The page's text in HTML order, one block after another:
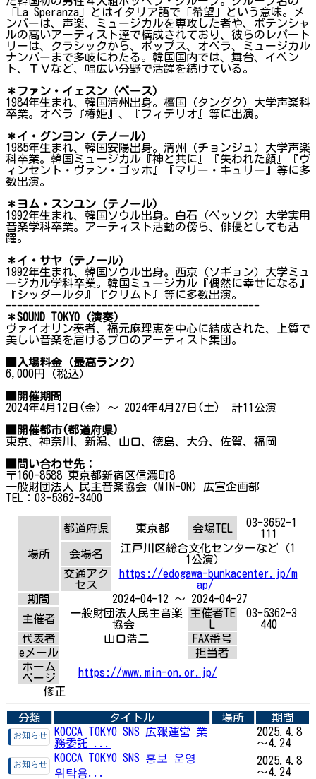
「La Speranza」とはイタリア語で「希望」という意味。メ
ンバーは、声楽、ミュージカルを専攻した者や、ポテンシャ
ルの高いアーティスト達で構成されており、彼らのレパート
リーは、クラシックから、ポップス、オペラ、ミュージカル
ナンバーまで多岐にわたる。韓国国内では、舞台、イベン
ト、ＴＶなど、幅広い分野で活躍を続けている。
＊ファン・イェスン（ベース）
1984年生まれ、韓国清州出身。檀国（タングク）大学声楽科
卒業。オペラ『椿姫』、『フィデリオ』等に出演。
＊イ・グンヨン（テノール）
1985年生まれ、韓国安陽出身。清州（チョンジュ）大学声楽
科卒業。韓国ミュージカル『神と共に』『失われた顔』『ヴ
ィンセント・ヴァン・ゴッホ』『マリー・キュリー』等に多
数出演。
＊ヨム・スンユン（テノール）
1992年生まれ、韓国ソウル出身。白石（ベッソク）大学実用
音楽学科卒業。アーティスト活動の傍ら、俳優としても活
躍。
＊イ・サヤ（テノール）
1992年生まれ、韓国ソウル出身。西京（ソギョン）大学ミュ
ージカル学科卒業。韓国ミュージカル『偶然に幸せになる』
『シッダールタ』『クリムト』等に多数出演。
---------------------------------------------
＊SOUND TOKYO （演奏）
ヴァイオリン奏者、福元麻理恵を中心に結成された、上質で
美しい音楽を届けるプロのアーティスト集団。
■入場料金（最高ランク）
6,000円（税込）
■開催期間
2024年4月12日(金) ～ 2024年4月27日(土) 計11公演
■開催都市(都道府県)
東京、神奈川、新潟、山口、徳島、大分、佐賀、福岡
■問い合わせ先：
〒160-8588 東京都新宿区信濃町8
一般財団法人 民主音楽協会（MIN-ON）広宣企画部
TEL：03-5362-3400
場所
都道府県 東京都 会場TEL
03-3652-1
111
会場名
江戸川区総合文化センターなど（1
1公演）
交通アク
セス
https://edogawa-bunkacenter.jp/m
ap/
期間
2024-04-12 ～ 2024-04-27
主催者
一般財団法人民主音楽
協会
主催者TE
03-5362-3
440
代表者
山口浩二
FAX番号
eメール
担当者
ホーム
ページ
https://www.min-on.or.jp/
修正
分類 タイトル 場所
期間
KOCCA TOKYO SNS 広報運営 業
務委託 ...
2025.4.8
～4.24
KOCCA TOKYO SNS 홍보 운영
위탁용...
2025.4.8
～4.24